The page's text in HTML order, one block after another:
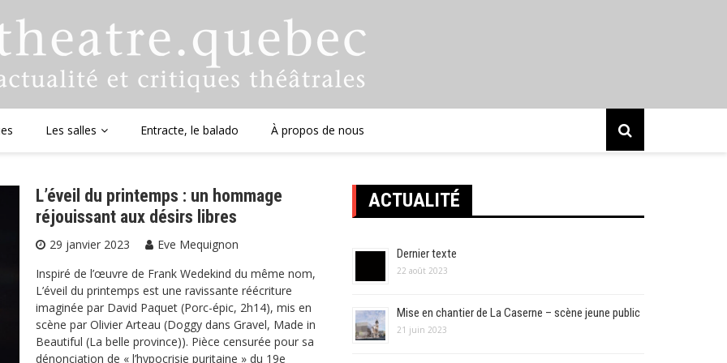
Les salles Entracte, le balado À propos de nous
L’éveil du printemps : un hommage
réjouissant aux désirs libres
29 janvier 2023
Eve Mequignon
Inspiré de l’œuvre de Frank Wedekind du même nom,
L’éveil du printemps est une ravissante réécriture
imaginée par David Paquet (Porc-épic, 2h14), mis en
scène par Olivier Arteau (Doggy dans Gravel, Made in
Beautiful (La belle province)). Pièce censurée pour sa
dénonciation de « l’hypocrisie puritaine » du 19e
ACTUALITÉ
Dernier texte
22 août 2023
Mise en chantier de La Caserne – scène jeune public
21 juin 2023